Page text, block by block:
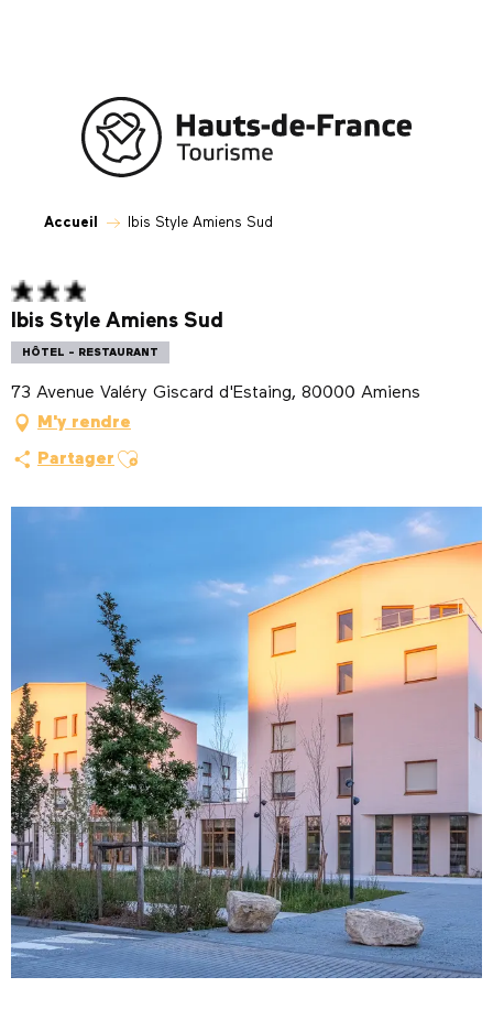
Accueil Ibis Style Amiens Sud
Ibis Style Amiens Sud
HÔTEL - RESTAURANT
73 Avenue Valéry Giscard d'Estaing, 80000 Amiens
M'y rendre
Partager Ajouter aux favoris